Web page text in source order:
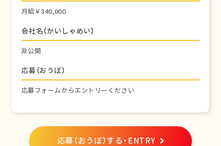
月給￥340,000
会社名（かいしゃめい）
非公開
応募（おうぼ）
応募フォームからエントリーください
応募（おうぼ）する・ENTRY